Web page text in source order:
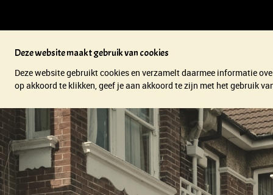
Deze website maakt gebruik van cookies
Deze website gebruikt cookies en verzamelt daarmee informatie
op akkoord te klikken, geef je aan akkoord te zijn met het gebruik